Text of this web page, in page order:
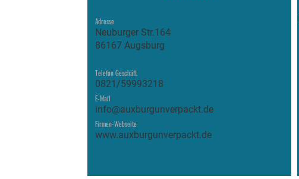
Adresse
Neuburger Str.164
86167 Augsburg
Telefon Geschäft
0821/59993218
E-Mail
info@auxburgunverpackt.de
Firmen-Webseite
www.auxburgunverpackt.de